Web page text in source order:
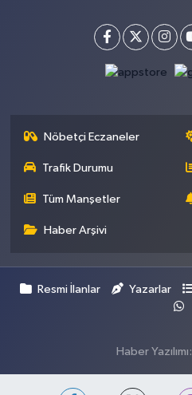
Nöbetçi Eczaneler
Trafik Durumu
Tüm Manşetler
Haber Arşivi
Resmi İlanlar Yazarlar
Haber Yazılımı: